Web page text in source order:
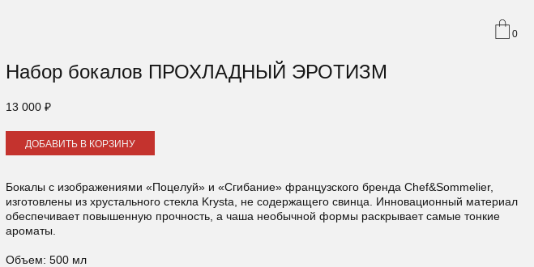
0
Набор бокалов ПРОХЛАДНЫЙ ЭРОТИЗМ
13 000 ₽
ДОБАВИТЬ В КОРЗИНУ
Бокалы с изображениями «Поцелуй» и «Сгибание» французского бренда Chef&Sommelier,
изготовлены из хрустального стекла Krysta, не содержащего свинца. Инновационный материал
обеспечивает повышенную прочность, а чаша необычной формы раскрывает самые тонкие
ароматы.
Объем: 500 мл